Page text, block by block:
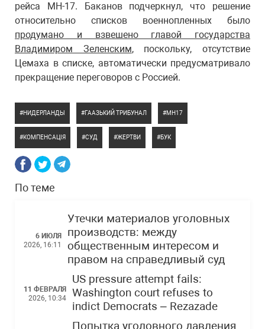
рейса МН-17. Баканов подчеркнул, что решение
относительно списков военнопленных было
продумано и взвешено главой государства
Владимиром Зеленским, поскольку, отсутствие
Цемаха в списке, автоматически предусматривало
прекращение переговоров с Россией.
НИДЕРЛАНДЫ ГААЗЬКИЙ ТРИБУНАЛ МН17
КОМПЕНСАЦІЯ СУД ЖЕРТВИ БУК
По теме
6 ИЮЛЯ
2026, 16:11
Утечки материалов уголовных
производств: между
общественным интересом и
правом на справедливый суд
11 ФЕВРАЛЯ
2026, 10:34
US pressure attempt fails:
Washington court refuses to
indict Democrats – Rezazade
Попытка уголовного давления